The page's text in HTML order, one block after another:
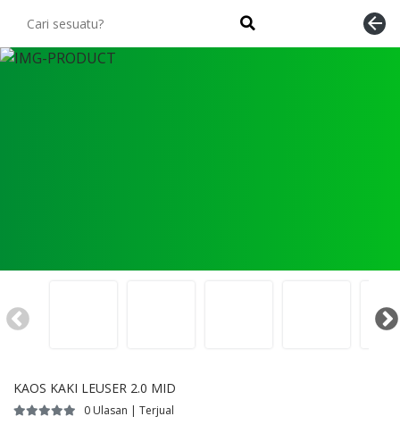
arrow_back
KAOS KAKI LEUSER 2.0 MID
0 Ulasan | Terjual